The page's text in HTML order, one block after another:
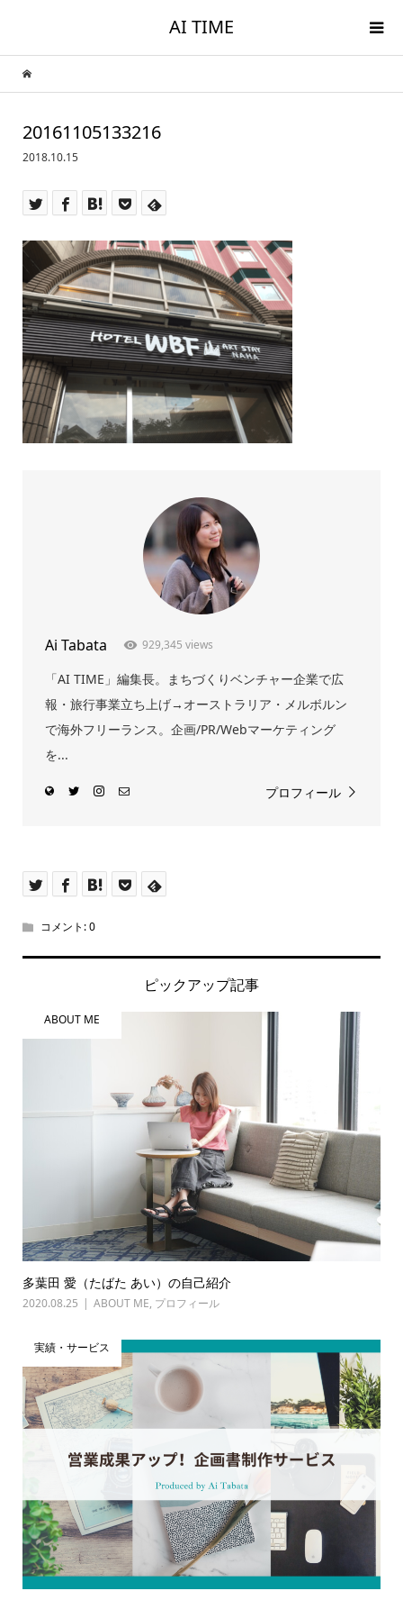
AI TIME
20161105133216
2018.10.15
Ai Tabata 929,345 views
「AI TIME」編集長。まちづくりベンチャー企業で広
報・旅行事業立ち上げ→オーストラリア・メルボルン
で海外フリーランス。企画/PR/Webマーケティング
を...
プロフィール
コメント:0
ピックアップ記事
ABOUT ME
多葉田 愛（たばた あい）の自己紹介
2020.08.25 ABOUT ME, プロフィール
実績・サービス